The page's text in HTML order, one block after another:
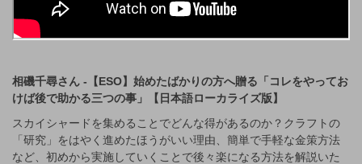
相磯千尋さん -【ESO】始めたばかりの方へ贈る「コレをやってお
けば後で助かる三つの事」【日本語ローカライズ版】
スカイシャードを集めることでどんな得があるのか？クラフトの
「研究」をはやく進めたほうがいい理由、簡単で手軽な金策方法
など、初めから実施していくことで後々楽になる方法を解説いた